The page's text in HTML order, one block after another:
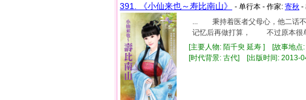
391. 《小仙来也～寿比南山》 - 单行本 - 作家: 寄秋 -
... 秉持着医者父母心，他二话
记忆后再做打算， 不过原本很单
[主要人物: 陌千臾 延寿 ] [故事地点
[时代背景: 古代] [出版时间: